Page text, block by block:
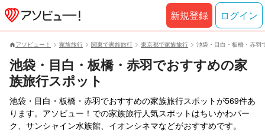
アソビュー！ 家族旅行 関東で家族旅行 東京都で家族旅行 池袋・目白・板橋・赤羽
池袋・目白・板橋・赤羽でおすすめの家
族旅行スポット
池袋・目白・板橋・赤羽でおすすめの家族旅行スポットが569件あ
ります。アソビュー！での家族旅行人気スポットはちいかわパー
ク、サンシャイン水族館、イオンシネマなどがおすすめです。
新規登録 ログイン